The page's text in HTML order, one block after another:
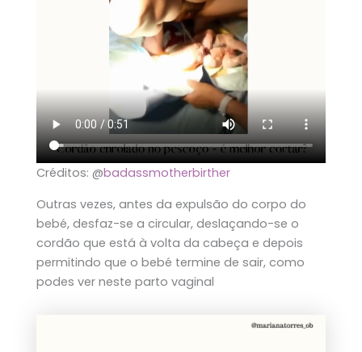
Créditos: @badassmotherbirther
Outras vezes, antes da expulsão do corpo do
bebé, desfaz-se a circular, deslaçando-se o
cordão que está à volta da cabeça e depois
permitindo que o bebé termine de sair, como
podes ver neste parto vaginal